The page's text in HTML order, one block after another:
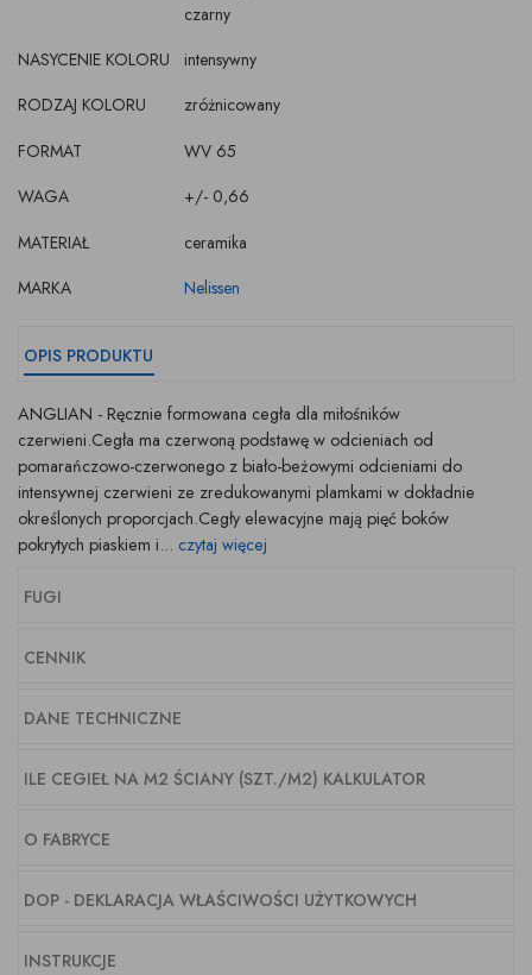
czarny
NASYCENIE KOLORU
intensywny
RODZAJ KOLORU
zróżnicowany
FORMAT
WV 65
WAGA
+/- 0,66
MATERIAŁ
ceramika
MARKA
Nelissen
OPIS PRODUKTU
ANGLIAN - Ręcznie formowana cegła dla miłośników
czerwieni.Cegła ma czerwoną podstawę w odcieniach od
pomarańczowo-czerwonego z biało-beżowymi odcieniami do
intensywnej czerwieni ze zredukowanymi plamkami w dokładnie
określonych proporcjach.Cegły elewacyjne mają pięć boków
pokrytych piaskiem i... czytaj więcej
FUGI
CENNIK
DANE TECHNICZNE
ILE CEGIEŁ NA M2 ŚCIANY (SZT./M2) KALKULATOR
O FABRYCE
DOP - DEKLARACJA WŁAŚCIWOŚCI UŻYTKOWYCH
INSTRUKCJE